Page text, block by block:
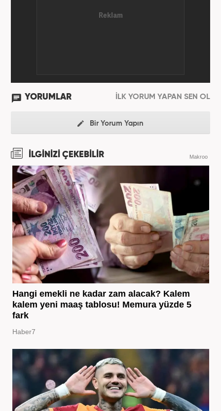
YORUMLAR İLK YORUM YAPAN SEN OL
Bir Yorum Yapın
İLGİNİZİ ÇEKEBİLİR Makroo
Hangi emekli ne kadar zam alacak? Kalem
kalem yeni maaş tablosu! Memura yüzde 5
fark
Haber7